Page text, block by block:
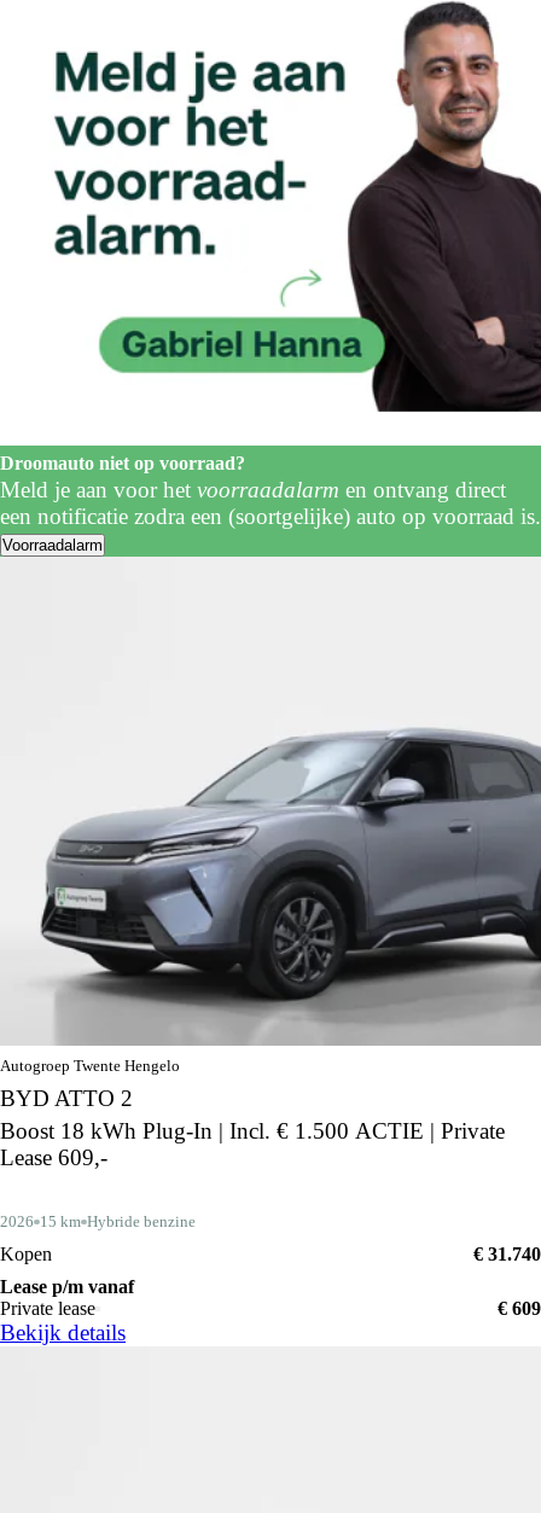
Droomauto niet op voorraad?
Meld je aan voor het voorraadalarm en ontvang direct
een notificatie zodra een (soortgelijke) auto op voorraad is.
Voorraadalarm
Autogroep Twente Hengelo
BYD ATTO 2
Boost 18 kWh Plug-In | Incl. € 1.500 ACTIE | Private
Lease 609,-
2026 15 km Hybride benzine
Kopen
€ 31.740
Lease p/m vanaf
Private lease
€ 609
Bekijk details